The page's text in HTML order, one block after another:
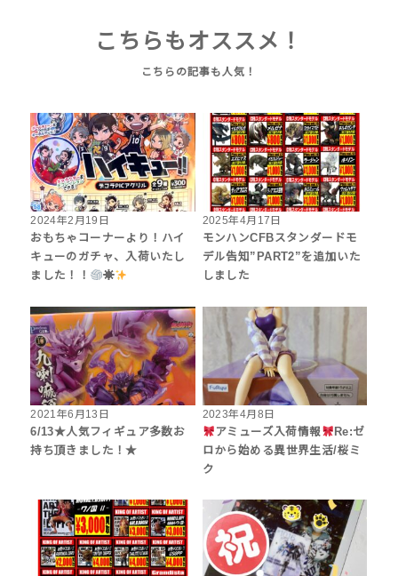
こちらもオススメ！
2024年2月19日
おもちゃコーナーより！ハイ
キューのガチャ、入荷いたし
ました！！
☀
2025年4月17日
モンハンCFBスタンダードモ
デル告知”PART2”を追加いた
しました
2021年6月13日
6/13★人気フィギュア多数お
持ち頂きました！★
2023年4月8日
アミューズ入荷情報
Re:ゼ
ロから始める異世界生活/桜ミ
ク